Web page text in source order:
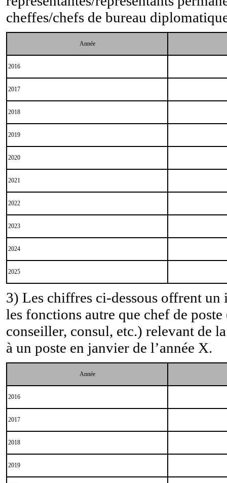
cheffes/chefs de bureau
Année
2016
2017
2018
2019
2020
2021
2022
2023
2024
2025
3) Les chiffres ci-dessous offrent
les fonctions autre que chef de
conseiller, consul, etc.) relevant de
à un poste en janvier de l’année X.
Année
2016
2017
2018
2019